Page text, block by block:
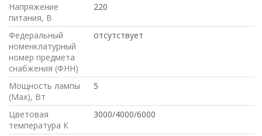
Напряжение
питания, В
220
Федеральный
номенклатурный
номер предмета
снабжения (ФНН)
отсутствует
Мощность лампы
(Max), Вт
5
Цветовая
температура К
3000/4000/6000